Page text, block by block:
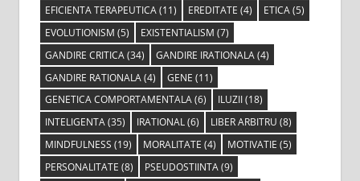
EFICIENTA TERAPEUTICA(11) EREDITATE (4) ETICA(5)
EVOLUTIONISM (5) EXISTENTIALISM (7)
GANDIRE CRITICA(34) GANDIRE IRATIONALA(4)
GANDIRE RATIONALA(4) GENE (11)
GENETICA COMPORTAMENTALA(6) ILUZII(18)
INTELIGENTA(35) IRATIONAL(6) LIBER ARBITRU (8)
MINDFULNESS (19) MORALITATE (4) MOTIVATIE (5)
PERSONALITATE (8) PSEUDOSTIINTA(9)